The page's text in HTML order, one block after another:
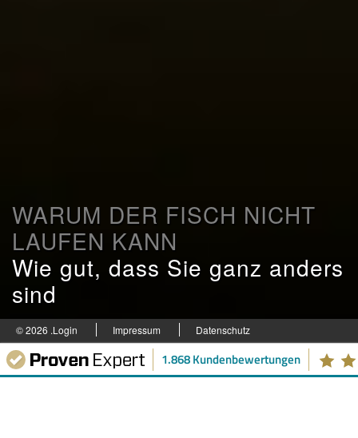
WARUM DER FISCH NICHT
LAUFEN KANN
Wie gut, dass Sie ganz anders
sind
1.868 Kundenbewertungen
© 2026 .Login Impressum Datenschutz